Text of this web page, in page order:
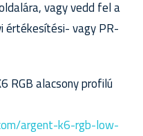
vagy vedd fel a
értékesítési- vagy PR-
RGB alacsony profilú
argent-k6-rgb-low-